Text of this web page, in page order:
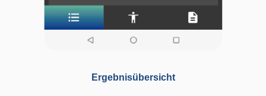
Ergebnisübersicht